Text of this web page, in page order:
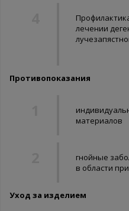
лечении
Противопоказания
материалов
гнойные
в области
Уход за изделием